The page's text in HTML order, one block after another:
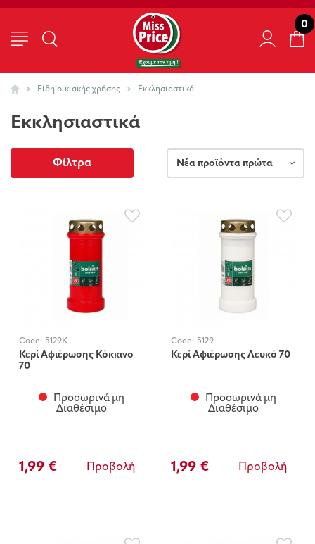
0
Είδη οικιακής χρήσης Εκκλησιαστικά
Εκκλησιαστικά
Φίλτρα Νέα προϊόντα πρώτα
Code: 5129K
Κερί Αφιέρωσης Κόκκινο
70
Προσωρινά μη
Διαθέσιμο
1,99 € Προβολή
Code: 5129
Κερί Αφιέρωσης Λευκό 70
Προσωρινά μη
Διαθέσιμο
1,99 € Προβολή